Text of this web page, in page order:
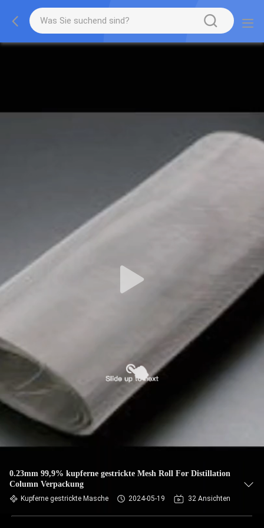
0.23mm 99,9% kupferne gestrickte Mesh Roll For Distillation
Column Verpackung
Kupferne gestrickte Masche 2024-05-19 32 Ansichten